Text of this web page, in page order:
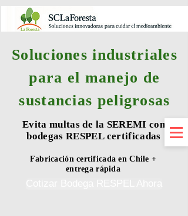
Soluciones industriales
para el manejo de
sustancias peligrosas
Evita multas de la SEREMI con
bodegas RESPEL certificadas
Fabricación certificada en Chile +
entrega rápida